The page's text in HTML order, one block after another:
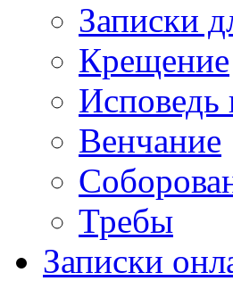
Записки
Крещение
Исповедь
Венчание
Требы
Записки